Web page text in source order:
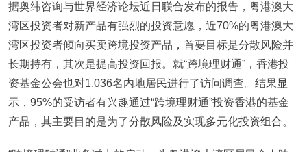
据奥纬咨询与世界经济论坛近日联合发布的报告，粤港澳大
湾区投资者对新产品有强烈的投资意愿，近70%的粤港澳大
湾区投资者倾向买卖跨境投资产品，首要目标是分散风险并
长期持有，其次是提高投资回报。就“跨境理财通”，香港投
资基金公会也对1,036名内地居民进行了访问调查。结果显
示，95%的受访者有兴趣通过“跨境理财通”投资香港的基金
产品，其主要目的是为了分散风险及实现多元化投资组合。